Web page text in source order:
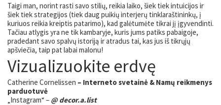
Taigi man, norint rasti savo stilių, reikia laiko, šiek tiek intuicijos ir
šiek tiek strategijos (tiek daug puikių interjerų tinklaraštininkų, į
kuriuos reikia kreiptis patarimo), kad galėtumėte tikrai jį įgyvendinti.
Tačiau atlygis yra ne tik kambaryje, kuris jums patiks pabaigoje,
pradedant savo spalvų istoriją ir atradus tai, kas jus iš tikrųjų
apšviečia, taip pat labai malonu!
Vizualizuokite erdvę
Catherine Cornelissen – Interneto svetainė & Namų reikmenys
parduotuvė
„Instagram“ – @ decor.a.list